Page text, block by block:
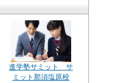
進学塾サミット サ
ミット那須塩原校